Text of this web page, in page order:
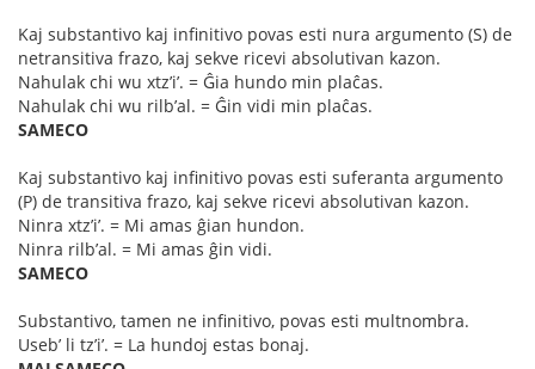
Kaj substantivo kaj infinitivo povas esti nura argumento (S) de
netransitiva frazo, kaj sekve ricevi absolutivan kazon.
Nahulak chi wu xtz’i’. = Ĝia hundo min plaĉas.
Nahulak chi wu rilb’al. = Ĝin vidi min plaĉas.
SAMECO
Kaj substantivo kaj infinitivo povas esti suferanta argumento
(P) de transitiva frazo, kaj sekve ricevi absolutivan kazon.
Ninra xtz’i’. = Mi amas ĝian hundon.
Ninra rilb’al. = Mi amas ĝin vidi.
SAMECO
Substantivo, tamen ne infinitivo, povas esti multnombra.
Useb’ li tz’i’. = La hundoj estas bonaj.